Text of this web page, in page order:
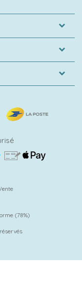
(78%)